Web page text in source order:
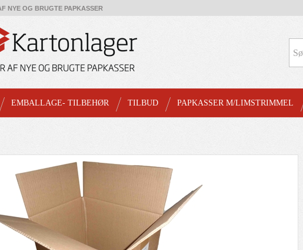
NYE OG BRUGTE PAPKASSER
EMBALLAGE- TILBEHØR TILBUD PAPKASSER M/LIMSTRIMMEL